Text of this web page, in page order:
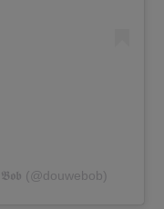
(@douwebob)